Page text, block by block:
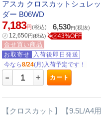
アスカ クロスカットシュレッ
ダー B06WD
7,183円(税込) 6,530円(税抜)
㋱ 12,650円(税込) ㋱43%OFF
合せ買い商品
お取寄せ
入荷後即日発送
今なら8/24(月)入荷予定です！
- + カート
【クロスカット】【9.5L/A4用